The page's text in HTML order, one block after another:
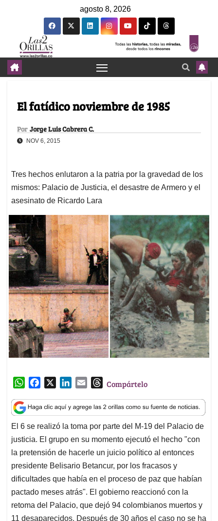
agosto 8, 2026
El fatídico noviembre de 1985
Por Jorge Luis Cabrera C.
NOV 6, 2015
Tres hechos enlutaron a la patria por la gravedad de los
mismos: Palacio de Justicia, el desastre de Armero y el
asesinato de Ricardo Lara
W
a
t
s
A
p
p
c
e
b
o
o
k
n
k
e
d
I
n
a
i
l
T
r
e
a
d
s
Compártelo
El 6 se realizó la toma por parte del M-19 del Palacio de
justicia. El grupo en su momento ejecutó el hecho "con
la pretensión de hacerle un juicio político al entonces
presidente Belisario Betancur, por los fracasos y
dificultades que había en el proceso de paz que habían
pactado meses atrás". El gobierno reaccionó con la
retoma del Palacio, que dejó 94 colombianos muertos y
11 desaparecidos. Después de 30 años el caso no se ha